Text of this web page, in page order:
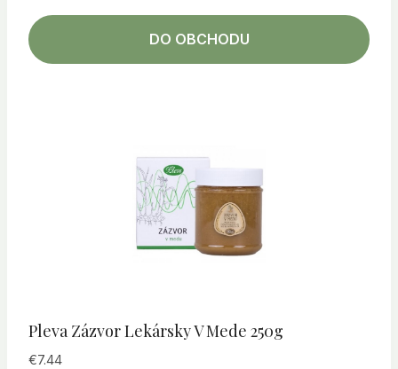
DO OBCHODU
Pleva Zázvor Lekársky V Mede 250g
€7.44